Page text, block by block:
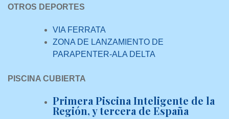
OTROS DEPORTES
VIA FERRATA
ZONA DE LANZAMIENTO DE
PARAPENTER-ALA DELTA
PISCINA CUBIERTA
Primera Piscina Inteligente de la
Región, y tercera de España